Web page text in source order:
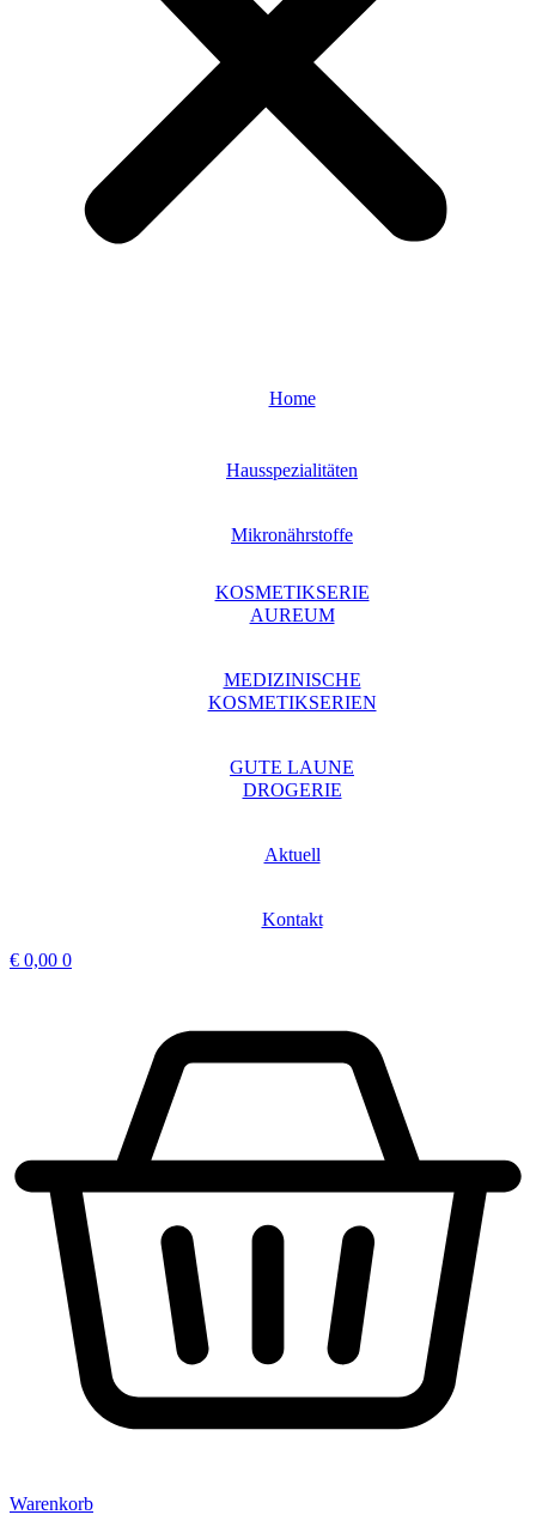
Home
Hausspezialitäten
Mikronährstoffe
KOSMETIKSERIE
AUREUM
MEDIZINISCHE
KOSMETIKSERIEN
GUTE LAUNE
DROGERIE
Aktuell
Kontakt
€ 0,00 0
Warenkorb